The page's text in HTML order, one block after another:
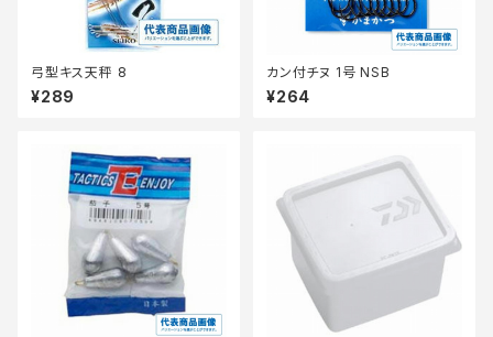
弓型キス天秤 8
¥289
カン付チヌ 1号 NSB
¥264